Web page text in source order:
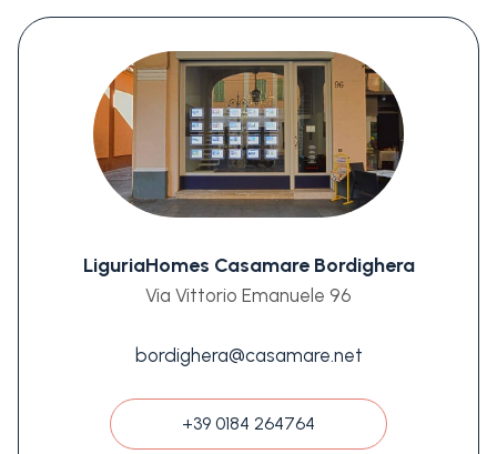
LiguriaHomes Casamare Bordighera
Via Vittorio Emanuele 96
bordighera@casamare.net
+39 0184 264764